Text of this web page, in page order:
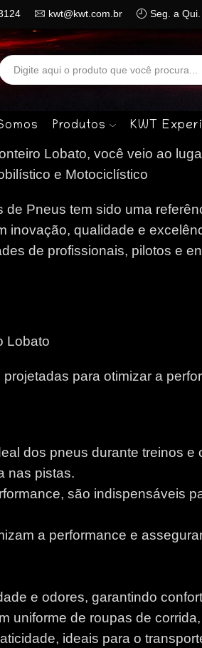
kwt@kwt.com.br Seg. a
Produtos KWT
Lobato, você veio ao
e Motociclístico
Pneus tem sido uma
inovação, qualidade e
de profissionais, pilotos e
Lobato
para otimizar a
dos pneus durante treinos e
nas pistas.
são indispensáveis
a performance e
e odores, garantindo
uniforme de roupas de
ideais para o